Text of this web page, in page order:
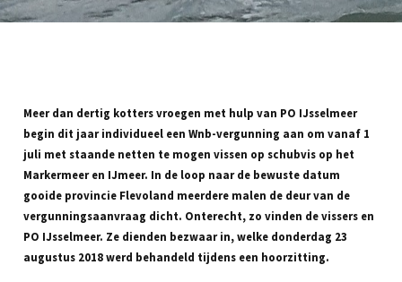
Meer dan dertig kotters vroegen met hulp van PO IJsselmeer
begin dit jaar individueel een Wnb-vergunning aan om vanaf 1
juli met staande netten te mogen vissen op schubvis op het
Markermeer en IJmeer. In de loop naar de bewuste datum
gooide provincie Flevoland meerdere malen de deur van de
vergunningsaanvraag dicht. Onterecht, zo vinden de vissers en
PO IJsselmeer. Ze dienden bezwaar in, welke donderdag 23
augustus 2018 werd behandeld tijdens een hoorzitting.